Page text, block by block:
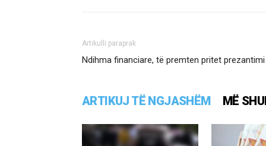
Artikulli paraprak
Ndihma financiare, të premten pritet
ARTIKUJ TË NGJASHËM MË